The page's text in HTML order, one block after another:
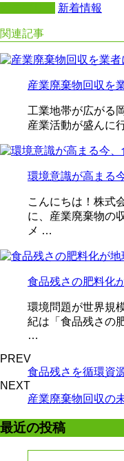
新着情報
関連記事
産業廃棄物回収を
工業地帯が広がる
産業活動が盛んに
環境意識が高まる
こんにちは！株式
に、産業廃棄物の
メ …
食品残さの肥料化
環境問題が世界規
紀は「食品残さの
…
PREV
食品残さを循環資
NEXT
産業廃棄物回収の
最近の投稿